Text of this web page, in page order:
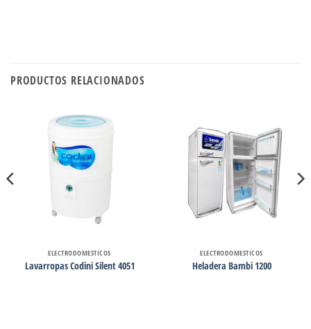
PRODUCTOS RELACIONADOS
ELECTRODOMESTICOS
Lavarropas Codini Silent 4051
ELECTRODOMESTICOS
Heladera Bambi 1200